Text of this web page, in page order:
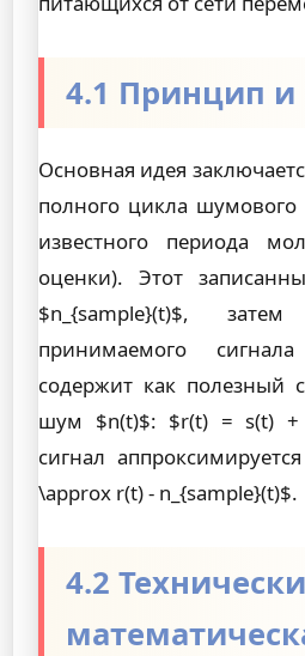
4.1 Принцип и
Основная идея
полного цикла шумового
известного периода
оценки). Этот
$n_{sample}(t)$,
принимаемого
содержит как полезный
шум $n(t)$: $r(t) = s(t)
сигнал
\approx r(t) - n_{sample}(t)$.
4.2